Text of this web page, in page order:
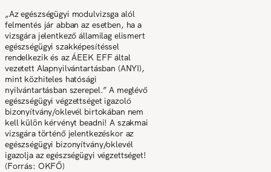
„Az egészségügyi modulvizsga alól
felmentés jár abban az esetben, ha a
vizsgára jelentkező államilag elismert
egészségügyi szakképesítéssel
rendelkezik és az ÁEEK EFF által
vezetett Alapnyilvántartásban (ANYI),
mint közhiteles hatósági
nyilvántartásban szerepel.” A meglévő
egészségügyi végzettséget igazoló
bizonyítvány/oklevél birtokában nem
kell külön kérvényt beadni! A szakmai
vizsgára történő jelentkezéskor az
egészségügyi bizonyítvány/oklevél
igazolja az egészségügyi végzettséget!
(Forrás: OKFŐ)